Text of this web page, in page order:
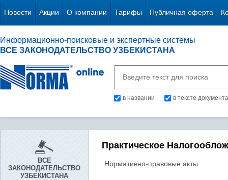
Новости Акции О компании Тарифы Публичная оферта
Информационно-поисковые и экспертные системы
ВСЕ ЗАКОНОДАТЕЛЬСТВО УЗБЕКИСТАНА
в названии в тексте документа
ВСЕ
ЗАКОНОДАТЕЛЬСТВО
УЗБЕКИСТАНА
Практическое
Нормативно-правовые акты